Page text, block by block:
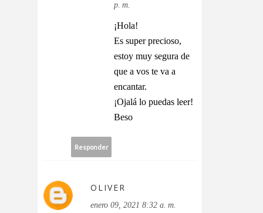
p. m.
¡Hola!
Es super precioso,
estoy muy segura de
que a vos te va a
encantar.
¡Ojalá lo puedas leer!
Beso
Responder
OLIVER
enero 09, 2021 8:32 a. m.